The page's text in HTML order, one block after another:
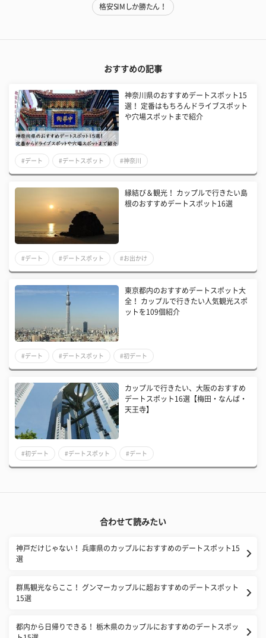
格安SIMしか勝たん！
おすすめの記事
神奈川県のおすすめデートスポット15
選！ 定番はもちろんドライブスポット
や穴場スポットまで紹介
#デート #デートスポット #神奈川
縁結び＆観光！ カップルで行きたい島
根のおすすめデートスポット16選
#デート #デートスポット #お出かけ
東京都内のおすすめデートスポット大
全！ カップルで行きたい人気観光スポ
ットを109個紹介
#デート #デートスポット #初デート
カップルで行きたい、大阪のおすすめ
デートスポット16選【梅田・なんば・
天王寺】
#初デート #デートスポット #デート
合わせて読みたい
神戸だけじゃない！ 兵庫県のカップルにおすすめのデートスポット15
選
群馬観光ならここ！ グンマーカップルに超おすすめのデートスポット
15選
都内から日帰りできる！ 栃木県のカップルにおすすめのデートスポッ